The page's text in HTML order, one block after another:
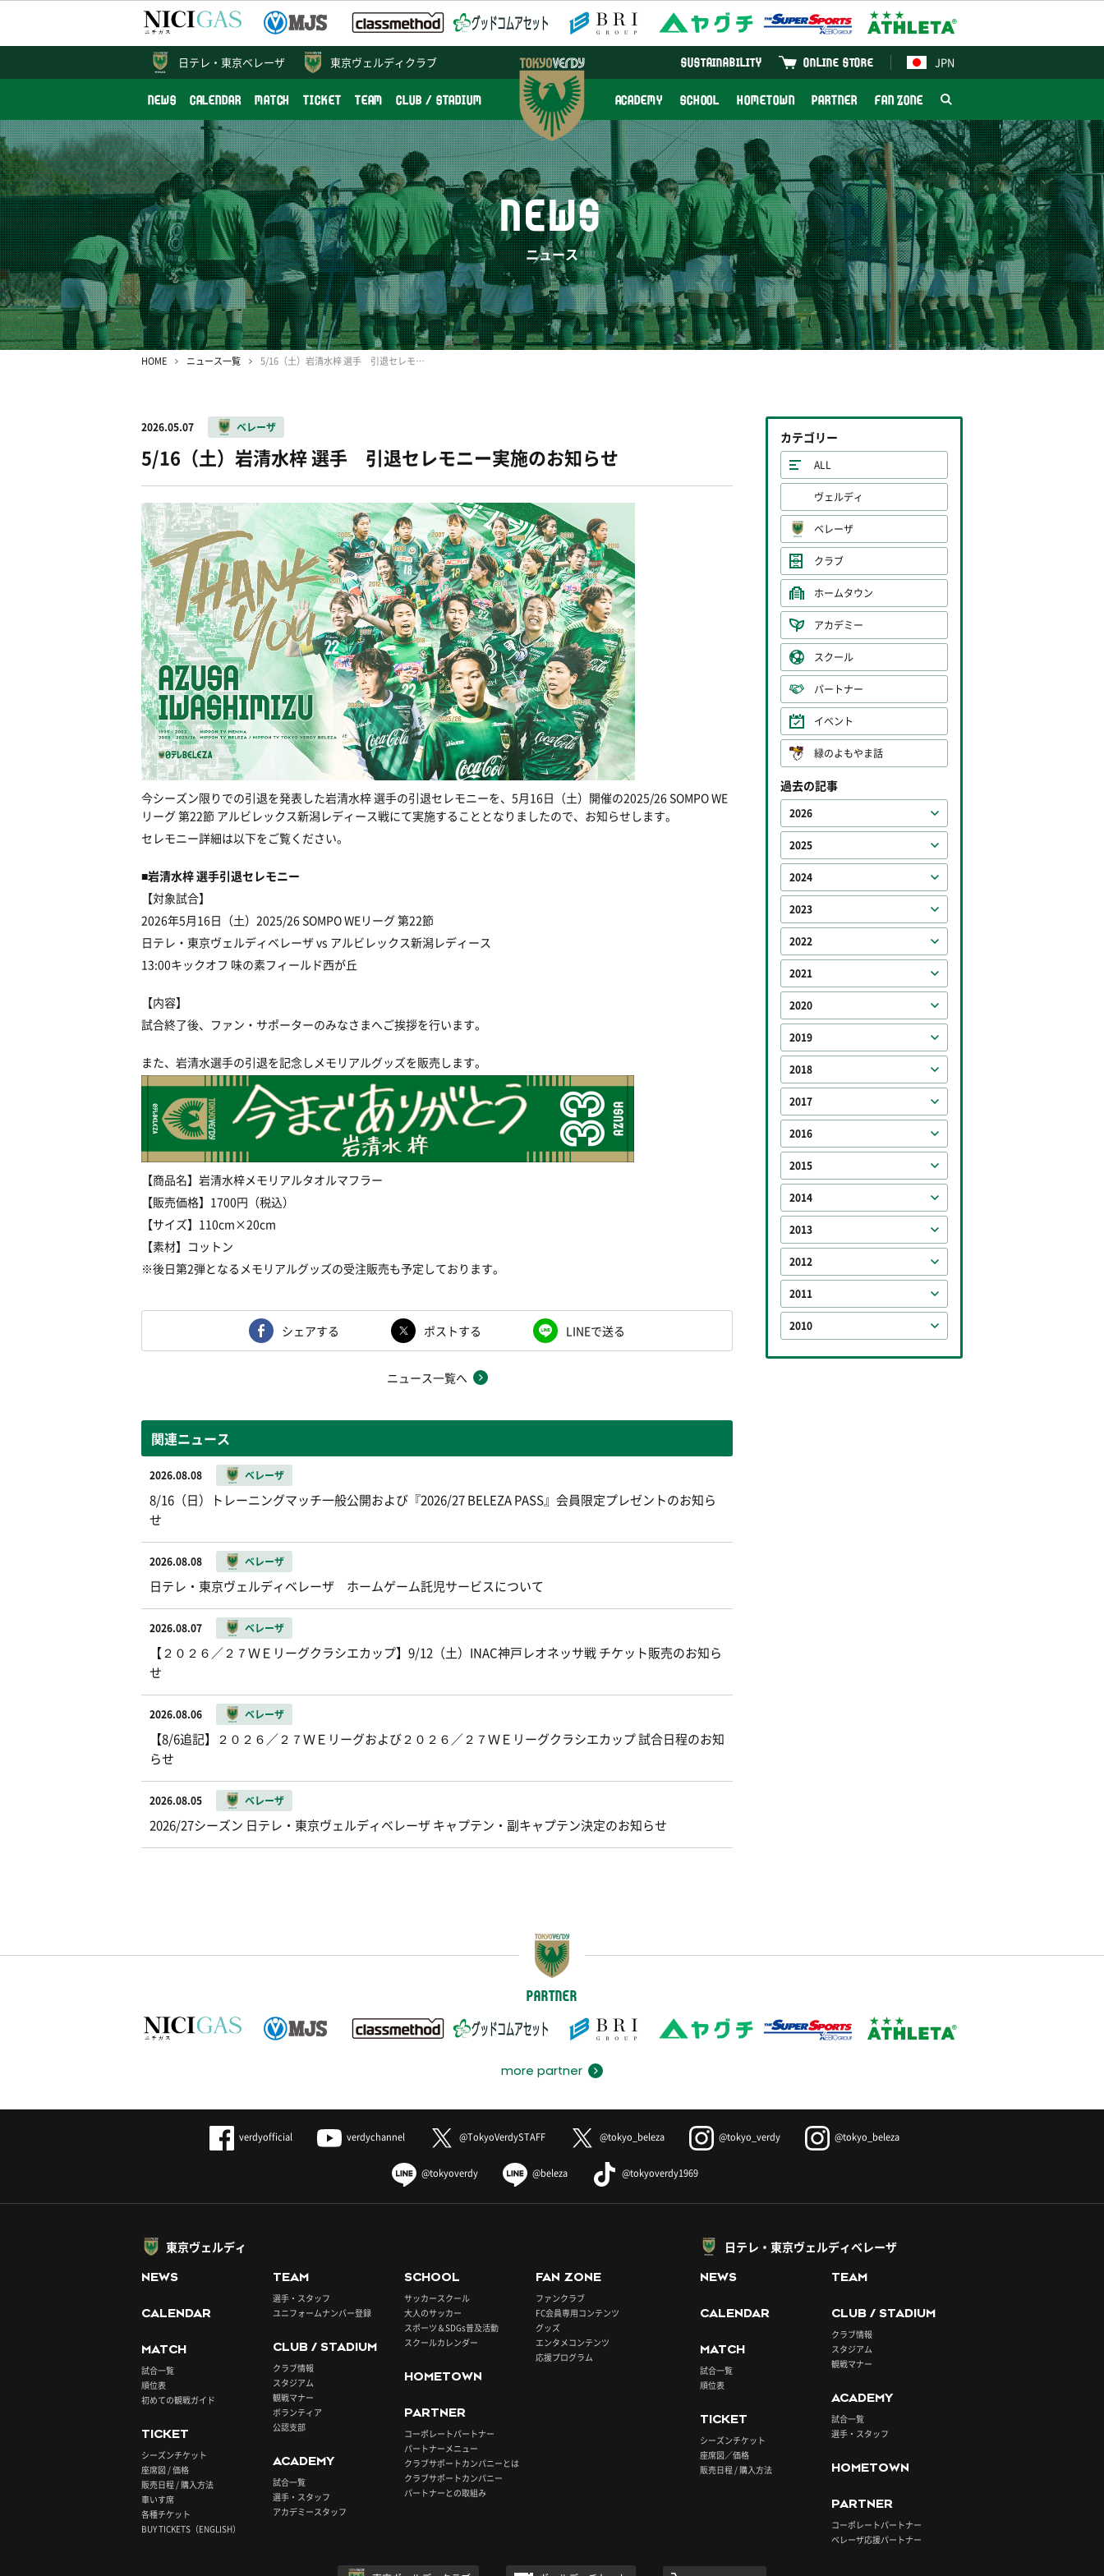
東京ヴェルディクラブ JPN
ONLINE STORE
SUSTAINABILITY
NEWS CALENDAR MATCH TICKET TEAM CLUB / STADIUM ACADEMY SCHOOL HOMETOWN PARTNER FAN ZONE
日テレ・ 東京ベレーザ
NEWS
ニュース
HOME ニュース一覧 5/16（土）岩清水梓 選手 引退セレモニー実施のお知らせ
2026.05.07 ベレーザ
5/16（土）岩清水梓 選手 引退セレモニー実施のお知らせ
今シーズン限りでの引退を発表した岩清水梓 選手の引退セレモニーを、5月16日（土）開催の2025/26 SOMPO WE
リーグ 第22節 アルビレックス新潟レディース戦にて実施することとなりましたので、お知らせします。
セレモニー詳細は以下をご覧ください。
■岩清水梓 選手引退セレモニー
【対象試合】
2026年5月16日（土）2025/26 SOMPO WEリーグ 第22節
日テレ・東京ヴェルディベレーザ vs アルビレックス新潟レディース
13:00キックオフ 味の素フィールド西が丘
【内容】
試合終了後、ファン・サポーターのみなさまへご挨拶を行います。
また、岩清水選手の引退を記念しメモリアルグッズを販売します。
【商品名】岩清水梓メモリアルタオルマフラー
【販売価格】1700円（税込）
【サイズ】110cm×20cm
【素材】コットン
※後日第2弾となるメモリアルグッズの受注販売も予定しております。
シェアする ポストする LINEで送る
ニュース一覧へ
関連ニュース
2026.08.08 ベレーザ
8/16（日）トレーニングマッチ一般公開および『2026/27 BELEZA PASS』会員限定プレゼントのお知ら
せ
2026.08.08 ベレーザ
日テレ・東京ヴェルディベレーザ ホームゲーム託児サービスについて
2026.08.07 ベレーザ
【２０２６／２７ＷＥリーグクラシエカップ】9/12（土）INAC神戸レオネッサ戦 チケット販売のお知ら
せ
2026.08.06 ベレーザ
【8/6追記】２０２６／２７ＷＥリーグおよび２０２６／２７ＷＥリーグクラシエカップ 試合日程のお知
らせ
2026.08.05 ベレーザ
2026/27シーズン 日テレ・東京ヴェルディベレーザ キャプテン・副キャプテン決定のお知らせ
カテゴリー
ALL
ヴェルディ
ベレーザ
クラブ
ホームタウン
アカデミー
スクール
パートナー
イベント
緑のよもやま話
過去の記事
2026
2025
2024
2023
2022
2021
2020
2019
2018
2017
2016
2015
2014
2013
2012
2011
2010
PARTNER
more partner
verdyofficial verdychannel @TokyoVerdySTAFF @tokyo_beleza @tokyo_verdy @tokyo_beleza
@tokyoverdy @beleza @tokyoverdy1969
東京ヴェルディ
NEWS
CALENDAR
MATCH
試合一覧
順位表
初めての観戦ガイド
TICKET
シーズンチケット
座席図 / 価格
販売日程 / 購入方法
車いす席
各種チケット
BUY TICKETS（ENGLISH）
TEAM
選手・スタッフ
ユニフォームナンバー登録
CLUB / STADIUM
クラブ情報
スタジアム
観戦マナー
ボランティア
公認支部
ACADEMY
試合一覧
選手・スタッフ
アカデミースタッフ
SCHOOL
サッカースクール
大人のサッカー
スポーツ＆SDGs普及活動
スクールカレンダー
HOMETOWN
PARTNER
コーポレートパートナー
パートナーメニュー
クラブサポートカンパニーとは
クラブサポートカンパニー
パートナーとの取組み
FAN ZONE
ファンクラブ
FC会員専用コンテンツ
グッズ
エンタメコンテンツ
応援プログラム
日テレ・東京ヴェルディベレーザ
NEWS
CALENDAR
MATCH
試合一覧
順位表
TICKET
シーズンチケット
座席図／価格
販売日程 / 購入方法
TEAM
CLUB / STADIUM
クラブ情報
スタジアム
観戦マナー
ACADEMY
試合一覧
選手・スタッフ
HOMETOWN
PARTNER
コーポレートパートナー
ベレーザ応援パートナー